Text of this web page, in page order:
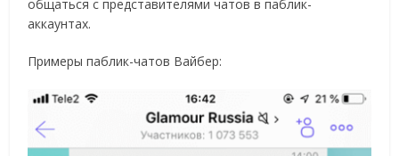
общаться с представителями чатов в паблик-
аккаунтах.
Примеры паблик-чатов Вайбер: